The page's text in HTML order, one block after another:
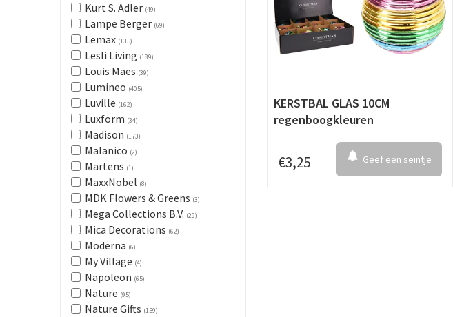
KERSTBAL GLAS 10CM
regenboogkleuren
€3,25 Geef een seintje
Kurt S. Adler (49)
Lampe Berger (69)
Lemax (135)
Lesli Living (189)
Louis Maes (39)
Lumineo (405)
Luville (162)
Luxform (34)
Madison (173)
Malanico (2)
Martens (1)
MaxxNobel (8)
MDK Flowers & Greens (3)
Mega Collections B.V. (29)
Mica Decorations (62)
Moderna (6)
My Village (4)
Napoleon (65)
Nature (95)
Nature Gifts (159)